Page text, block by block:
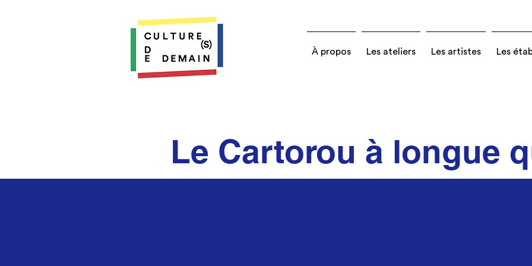
À propos Les ateliers Les artistes Les
Le Cartorou à longue